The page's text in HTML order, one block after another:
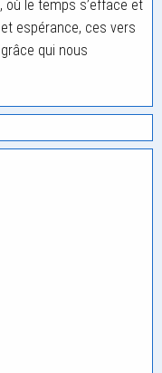
où le temps s’efface et
espérance, ces vers
qui nous